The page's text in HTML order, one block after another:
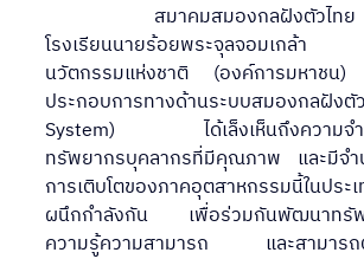
สมาคมสมองกลฝังตัวไทย
โรงเรียนนายร้อยพระจุลจอมเกล้
นวัตกรรมแห่งชาติ (องค์การมหาชน)
ประกอบการทางด้านระบบสมองกลฝังตั
System)  ได้เล็งเห็นถึงความจำเ
ทรัพยากรบุคลากรที่มีคุณภาพ และมีจ
การเติบโตของภาคอุตสาหกรรมนี้ในป
ผนึกกำลังกัน เพื่อร่วมกันพัฒนาทรัพ
ความรู้ความสามารถ และสามารถ